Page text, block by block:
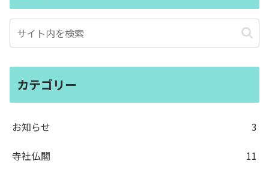
カテゴリー
お知らせ
3
寺社仏閣
11